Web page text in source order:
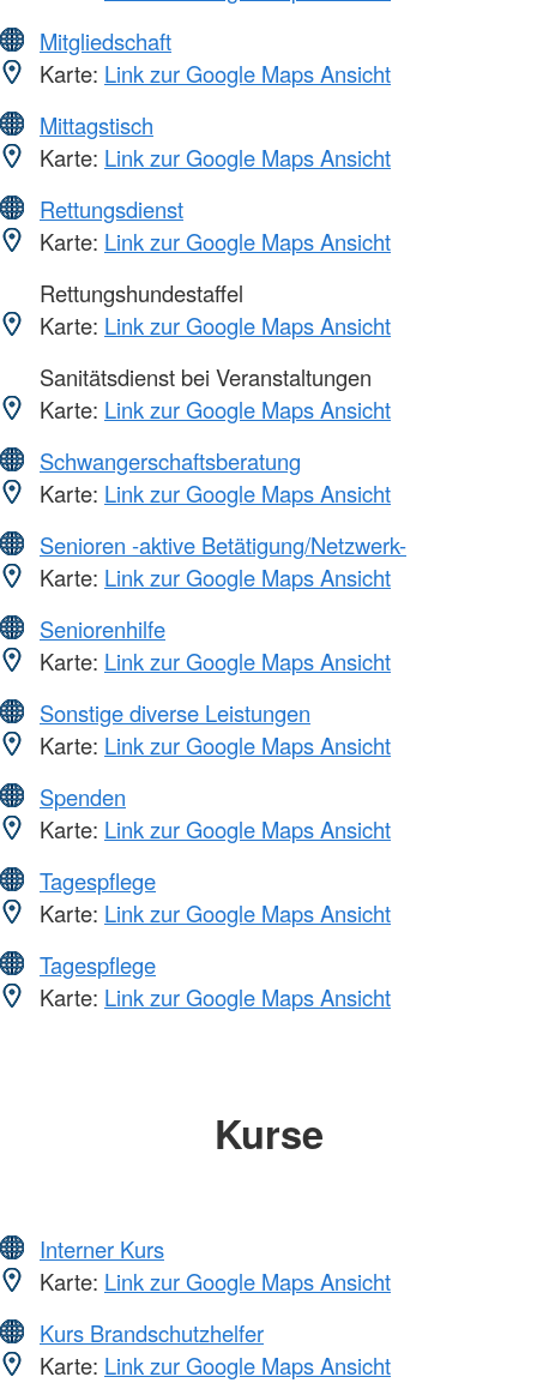
Mitgliedschaft
Karte: Link zur Google Maps Ansicht
Mittagstisch
Karte: Link zur Google Maps Ansicht
Rettungsdienst
Karte: Link zur Google Maps Ansicht
Rettungshundestaffel
Karte: Link zur Google Maps Ansicht
Sanitätsdienst bei Veranstaltungen
Karte: Link zur Google Maps Ansicht
Schwangerschaftsberatung
Karte: Link zur Google Maps Ansicht
Senioren -aktive Betätigung/Netzwerk-
Karte: Link zur Google Maps Ansicht
Seniorenhilfe
Karte: Link zur Google Maps Ansicht
Sonstige diverse Leistungen
Karte: Link zur Google Maps Ansicht
Spenden
Karte: Link zur Google Maps Ansicht
Tagespflege
Karte: Link zur Google Maps Ansicht
Tagespflege
Karte: Link zur Google Maps Ansicht
Kurse
Interner Kurs
Karte: Link zur Google Maps Ansicht
Kurs Brandschutzhelfer
Karte: Link zur Google Maps Ansicht